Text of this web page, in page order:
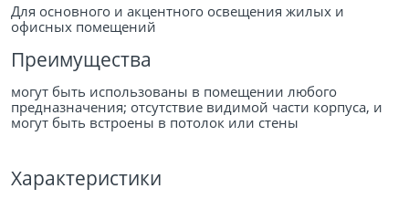
Для основного и акцентного освещения жилых и
офисных помещений
Преимущества
могут быть использованы в помещении любого
предназначения; отсутствие видимой части корпуса, и
могут быть встроены в потолок или стены
Характеристики